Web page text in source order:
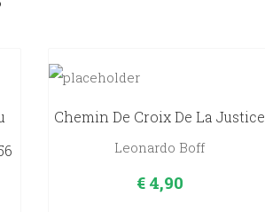
1955).
Chemin De Croix De La Justice
Leonardo Boff
€4,90